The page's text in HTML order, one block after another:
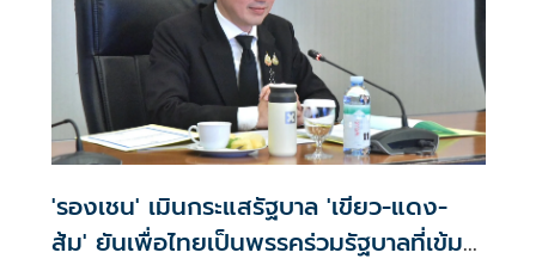
'รองเชน' เมินกระแสรัฐบาล 'เขียว-แดง-
ส้ม' ยันเพื่อไทยเป็นพรรคร่วมรัฐบาลที่เข้ม